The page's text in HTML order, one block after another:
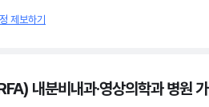
제보하기
내분비내과·영상의학과 병원